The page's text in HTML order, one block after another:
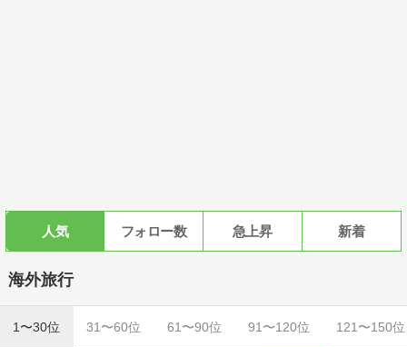
人気 フォロー数 急上昇 新着
海外旅行
1〜30位 31〜60位 61〜90位 91〜120位 121〜150位